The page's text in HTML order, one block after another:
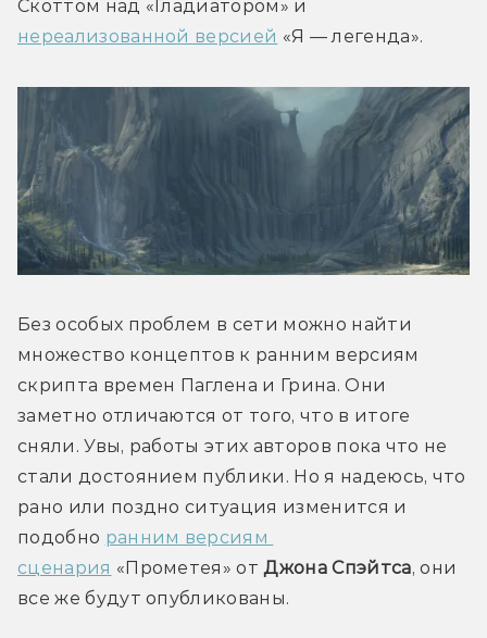
нереализованной версией «Я — легенда».
Без особых проблем в сети можно найти
множество концептов к ранним версиям
скрипта времен Паглена и Грина. Они
заметно отличаются от того, что в итоге
сняли. Увы, работы этих авторов пока что не
стали достоянием публики. Но я надеюсь, что
рано или поздно ситуация изменится и
подобно ранним версиям
сценария «Прометея» от Джона Спэйтса, они
все же будут опубликованы.